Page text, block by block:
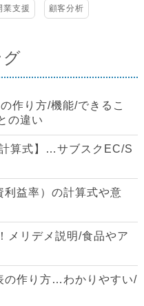
業支援 顧客分析
作り方/機能/できるこ
の違い
算式】…サブスクEC/S
利益率）の計算式や意
メリデメ説明/食品やア
の作り方…わかりやすい/